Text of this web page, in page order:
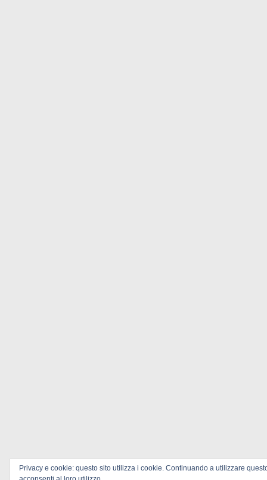
Privacy e cookie: questo sito utilizza i cookie. Continuando a utilizzare